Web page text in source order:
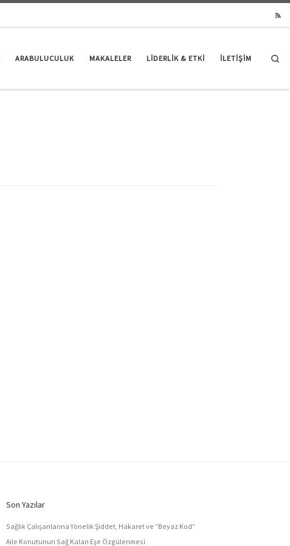
ARABULUCULUK MAKALELER LIDERLIK & ETKI İLETİŞİM
Son Yazılar
Sağlık Çalışanlarına Yönelik Şiddet, Hakaret ve “Beyaz Kod”
Aile Konutunun Sağ Kalan Eşe Özgülenmesi